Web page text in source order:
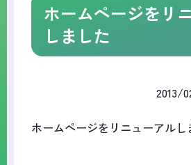
ホームページをリ
しました
2013/
ホームページをリニューアルし